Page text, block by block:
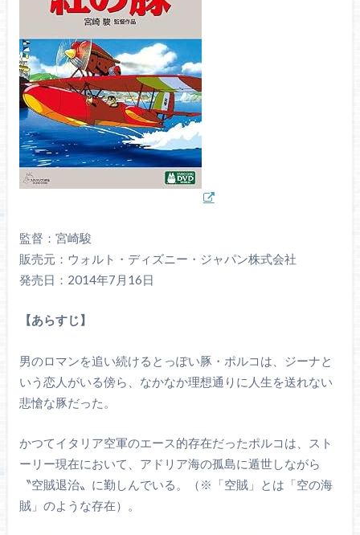
監督：宮崎駿
販売元：ウォルト・ディズニー・ジャパン株式会社
発売日：2014年7月16日
【あらすじ】
男のロマンを追い続けるとっぽい豚・ポルコは、ジーナと
いう恋人がいる傍ら、なかなか理想通りに人生を送れない
悲愴な豚だった。
かつてイタリア空軍のエース的存在だったポルコは、スト
ーリー現在において、アドリア海の孤島に遁世しながら
〝空賊退治〟に勤しんでいる。（※「空賊」とは「空の海
賊」のような存在）。